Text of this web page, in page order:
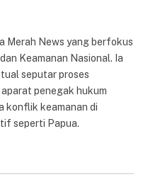
Merah News yang berfokus
Keamanan Nasional. Ia
seputar proses
penegak hukum
konflik keamanan di
seperti Papua.